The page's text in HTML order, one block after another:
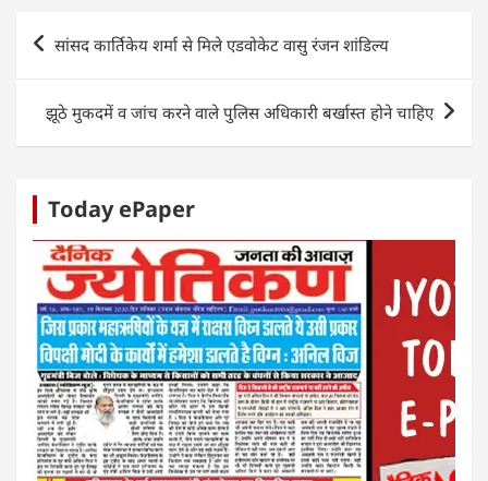
p
p
o
o
k
n g
er
Post
navigation
सांसद कार्तिकेय शर्मा से मिले एडवोकेट वासु रंजन शांडिल्य
झूठे मुकदमें व जांच करने वाले पुलिस अधिकारी बर्खास्त होने चाहिए
Today ePaper